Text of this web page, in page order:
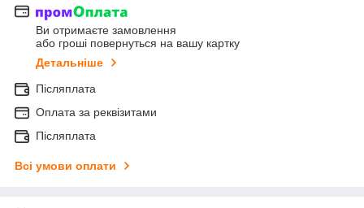
Ви отримаєте замовлення
або гроші повернуться на вашу картку
Детальніше
Післяплата
Оплата за реквізитами
Післяплата
Всі умови оплати